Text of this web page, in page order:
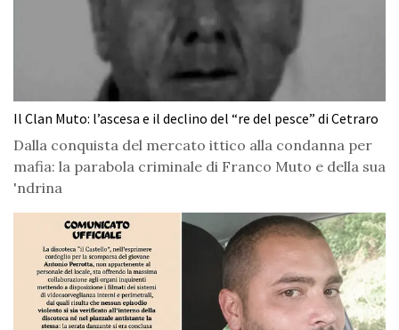
Il Clan Muto: l’ascesa e il declino del “re del pesce” di Cetraro
Dalla conquista del mercato ittico alla condanna per
mafia: la parabola criminale di Franco Muto e della sua
'ndrina